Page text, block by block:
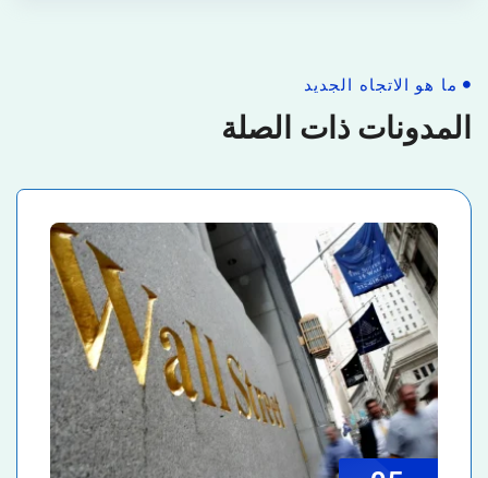
ما هو الاتجاه الجديد
المدونات ذات الصلة